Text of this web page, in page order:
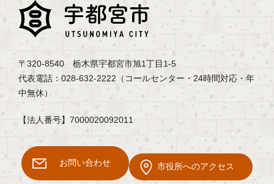
〒320-8540 栃木県宇都宮市旭1丁目1-5
代表電話：028-632-2222（コールセンター・24時間対応・年
中無休）
【法人番号】7000020092011
お問い合わせ 市役所へのアクセス